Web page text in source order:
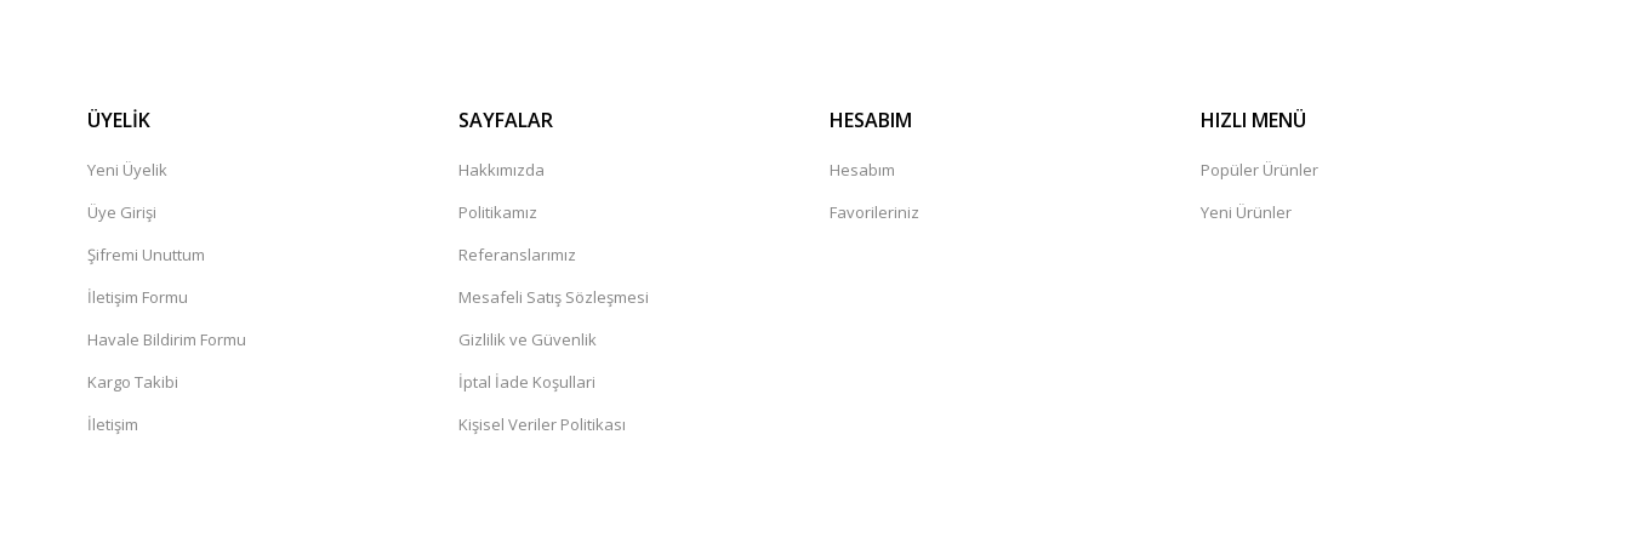
ÜYELİK
Yeni Üyelik
Üye Girişi
Şifremi Unuttum
İletişim Formu
Havale Bildirim Formu
Kargo Takibi
İletişim
SAYFALAR
Hakkımızda
Politikamız
Referanslarımız
Mesafeli Satış Sözleşmesi
Gizlilik ve Güvenlik
İptal İade Koşullari
Kişisel Veriler Politikası
HESABIM
Hesabım
Favorileriniz
HIZLI MENÜ
Popüler Ürünler
Yeni Ürünler